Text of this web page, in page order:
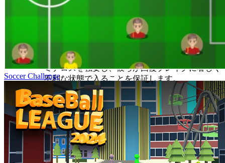
ます。代わりに、最初のヒットを吸収し、フルダ
ブルパンチキャンセル（G-H 1）をシーケンスの
攻撃に実行するのに十分な距離を確保す
るために、マイクロムーブメントのみを使用しま
す。このトレードはあなたに中程度のダメージを
与えますが、対戦相手に大規模で回復不能なスタ
ミナロスを強要し、彼らが回復ブレイクに著しく
不利な状態で入ることを保証します。
上級戦術："コーナーピン効率"
原則：リングのコーナーはリソースマルチプラ
イヤーです。コーナーに追い詰められた対戦相手
に対して実行される攻撃は、彼らのムーブメント
オプション（スタミナ消費を回避する手段）が無
効化されるため、わずかに増加した疲労マルチプ
Soccer Challenge